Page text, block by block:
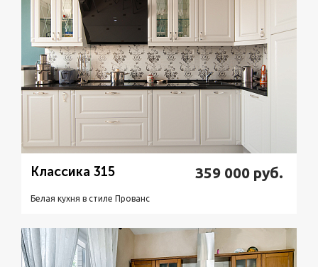
Классика 315 359 000 руб.
Белая кухня в стиле Прованс
Подробнее Узнать стоимость